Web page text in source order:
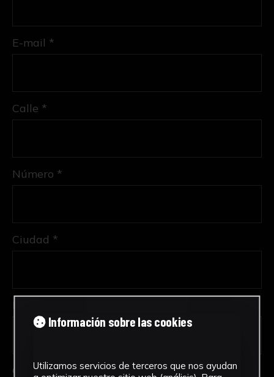
E-mail *
Calle *
Número *
Ciudad *
Código Postal *
Información sobre las cookies
Utilizamos servicios de terceros que nos ayudan